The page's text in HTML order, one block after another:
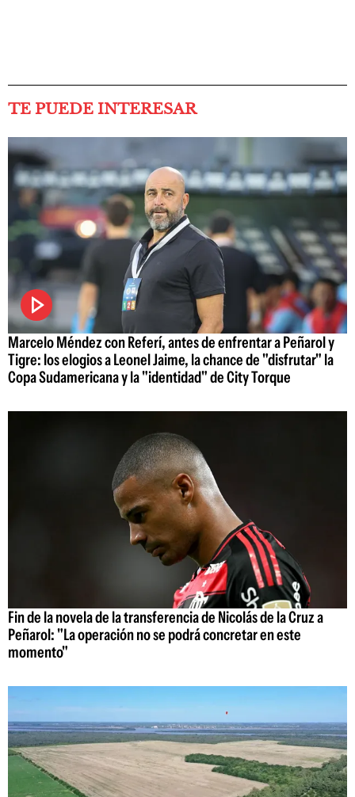
TE PUEDE INTERESAR
Marcelo Méndez con Referí, antes de enfrentar a Peñarol y
Tigre: los elogios a Leonel Jaime, la chance de "disfrutar" la
Copa Sudamericana y la "identidad" de City Torque
Fin de la novela de la transferencia de Nicolás de la Cruz a
Peñarol: "La operación no se podrá concretar en este
momento"